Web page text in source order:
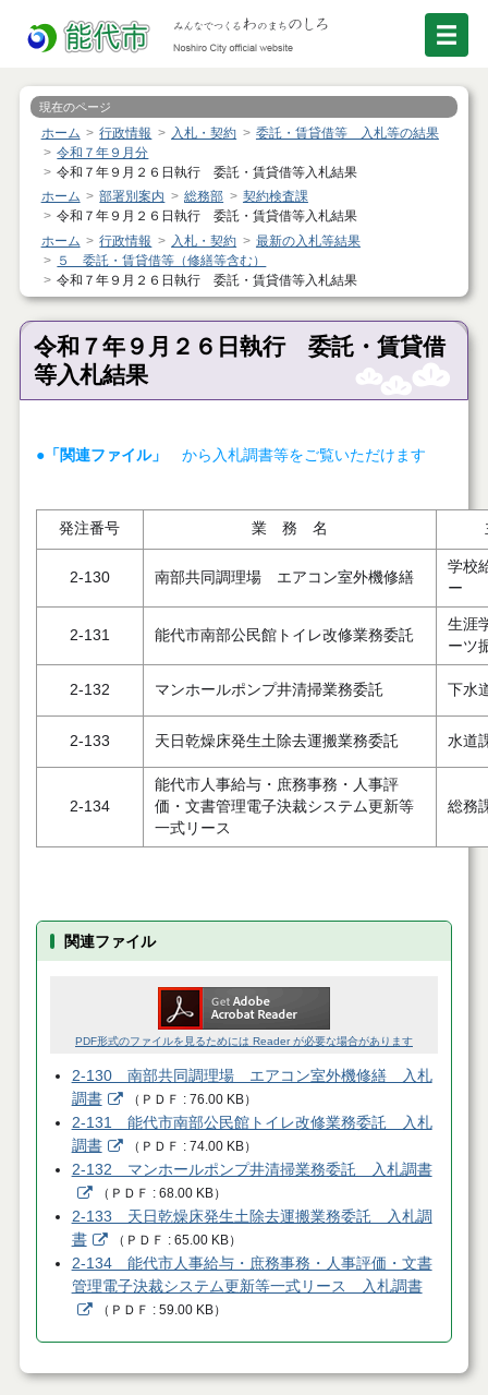
現在のページ
ホーム 行政情報 入札・契約
委託・賃貸借等 入札等の結果
令和７年９月分
令和７年９月２６日執行 委託・賃貸借等入札結果
ホーム
部署別案内 総務部
契約検査課
令和７年９月２６日執行 委託・賃貸借等入札結果
ホーム
行政情報 入札・契約
最新の入札等結果
５ 委託・賃貸借等（修繕等含む）
令和７年９月２６日執行 委託・賃貸借等入札結果
令和７年９月２６日執行 委託・賃貸借
等入札結果
●「関連ファイル」 から入札調書等をご覧いただけます
発注番号 業 務 名
2-130 南部共同調理場 エアコン室外機修繕
学校
ー
2-131 能代市南部公民館トイレ改修業務委託
生涯
ーツ
2-132 マンホールポンプ井清掃業務委託 下水
2-133 天日乾燥床発生土除去運搬業務委託 水道
2-134
能代市人事給与・庶務事務・人事評
価・文書管理電子決裁システム更新等
一式リース
総務
関連ファイル
PDF形式のファイルを見るためには Reader が必要な場合があります
2-130 南部共同調理場 エアコン室外機修繕 入札
調書
（ ＰＤＦ 76.00 KB）
2-131 能代市南部公民館トイレ改修業務委託 入札
調書
（ ＰＤＦ 74.00 KB）
2-132 マンホールポンプ井清掃業務委託 入札調書
（ ＰＤＦ 68.00 KB）
2-133 天日乾燥床発生土除去運搬業務委託 入札調
書
（ ＰＤＦ 65.00 KB）
2-134 能代市人事給与・庶務事務・人事評価・文書
管理電子決裁システム更新等一式リース 入札調書
（ ＰＤＦ 59.00 KB）